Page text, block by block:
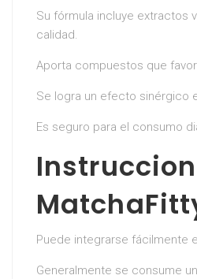
Su fórmula incluye extractos
calidad.
Aporta compuestos que
Se logra un efecto sinérgico
Es seguro para el consumo
Puede integrarse fácilmente
Generalmente se consume